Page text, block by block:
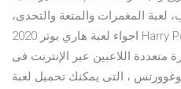
لعبة المغمرات والمتعة والتحدى،
اجواء لعبة هاري بوتر 2020 Harry Potter: Hogwarts Mystery
متعددة اللاعبين عبر الإنترنت فى
، التى يمكنك تحميل لعبة